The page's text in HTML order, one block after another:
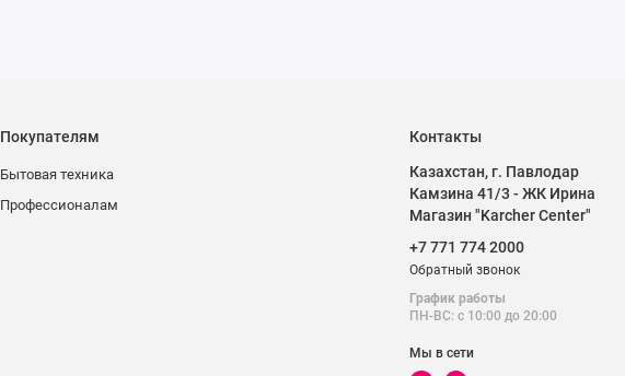
Покупателям
Бытовая техника
Профессионалам
Контакты
Казахстан, г. Павлодар
Камзина 41/3 - ЖК Ирина
Магазин "Karcher Center"
+7 771 774 2000
Обратный звонок
График работы
ПН-ВС: с 10:00 до 20:00
Мы в сети